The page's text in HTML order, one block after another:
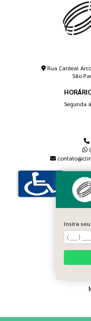
Rua Cardeal
São
Segunda
Insira